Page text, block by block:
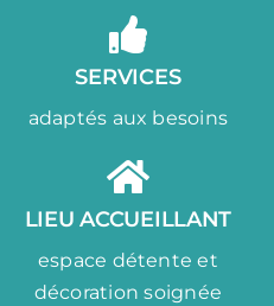
SERVICES
adaptés aux besoins
LIEU ACCUEILLANT
espace détente et
décoration soignée